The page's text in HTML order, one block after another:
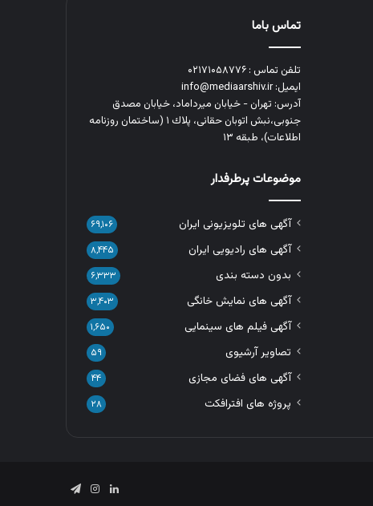
تماس باما
تلفن تماس : ۰۲۱۷۱۰۵۸۷۷۶
ایمیل: info@mediaarshiv.ir
آدرس: تهران - خیابان میرداماد، خیابان مصدق
جنوبی،نبش اتوبان حقانی، پلاك ١ (ساختمان روزنامه
اطلاعات)، طبقه ۱۳
موضوعات پرطرفدار
آگهی های تلویزیونی ایران ۶۹,۱۰۶
آگهی های رادیویی ایران ۸,۴۴۵
بدون دسته بندی ۶,۳۳۳
آگهی های نمایش خانگی ۳,۴۰۳
آگهی فیلم های سینمایی ۱,۶۵۰
تصاویر آرشیوی ۵۹
آگهی های فضای مجازی ۴۴
پروژه های افترافکت ۲۸
لینکدیناینستاگرام
تلگرام